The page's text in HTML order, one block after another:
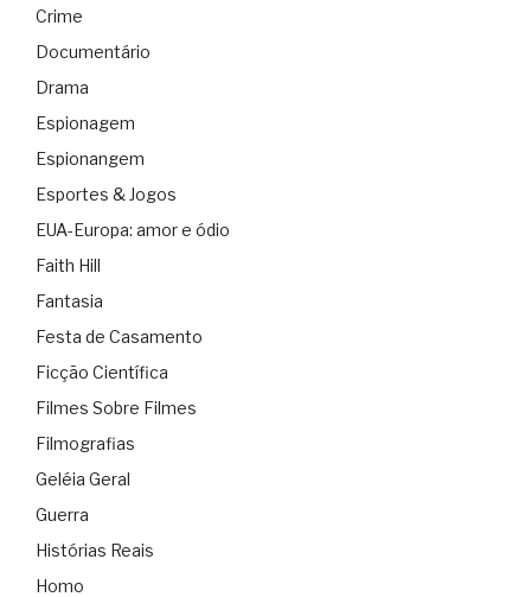
Crime
Documentário
Drama
Espionagem
Espionangem
Esportes & Jogos
EUA-Europa: amor e ódio
Faith Hill
Fantasia
Festa de Casamento
Ficção Científica
Filmes Sobre Filmes
Filmografias
Geléia Geral
Guerra
Histórias Reais
Homo